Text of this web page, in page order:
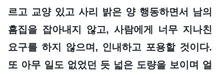
르고 교양 있고 사리 밝은 양 행동하면서 남의
흠집을 잡아내지 않고, 사람에게 너무 지나친
요구를 하지 않으며, 인내하고 포용할 것이다.
또 아무 일도 없었던 듯 넓은 도량을 보이며 얼